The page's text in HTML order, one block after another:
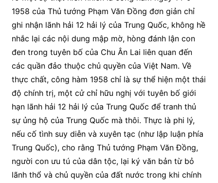
1958 của Thủ tướng Phạm Văn Đồng đơn giản chỉ
ghi nhận lãnh hải 12 hải lý của Trung Quốc, không hề
nhắc lại các nội dung mập mờ, hòng đánh lận con
đen trong tuyên bố của Chu Ân Lai liên quan đến
các quần đảo thuộc chủ quyền của Việt Nam. Về
thực chất, công hàm 1958 chỉ là sự thể hiện một thái
độ chính trị, một cử chỉ hữu nghị với tuyên bố giới
hạn lãnh hải 12 hải lý của Trung Quốc để tranh thủ
sự ủng hộ của Trung Quốc mà thôi. Thực là phi lý,
nếu cố tình suy diễn và xuyên tạc (như lập luận phía
Trung Quốc), cho rằng Thủ tướng Phạm Văn Đồng,
người con ưu tú của dân tộc, lại ký văn bản từ bỏ
lãnh thổ và chủ quyền của đất nước trong khi chính